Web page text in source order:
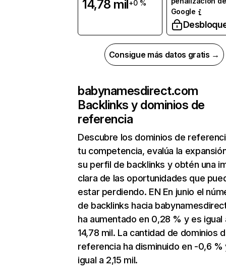
14,78 mil +0 %
Google
Consigue más datos gratis →
babynamesdirect.com
Backlinks y dominios de
referencia
Descubre los dominios de
tu competencia, evalúa la
su perfil de backlinks y obtén una
clara de las oportunidades que
estar perdiendo. EN En junio el
de backlinks hacia
ha aumentado en 0,28 % y es igual
14,78 mil. La cantidad de dominios
referencia ha disminuido en -0,6 %
igual a 2,15 mil.